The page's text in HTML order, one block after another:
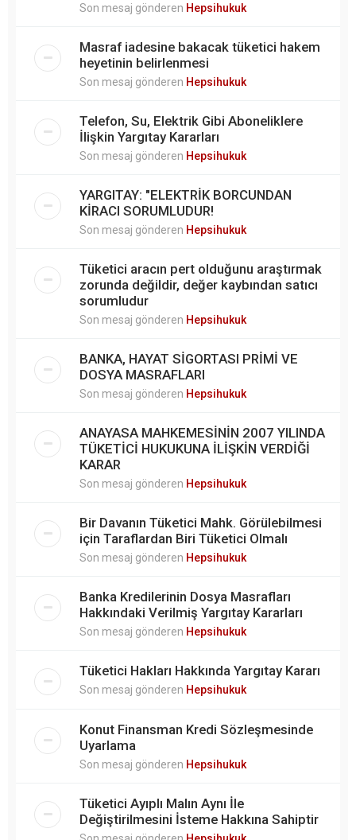
Son mesaj gönderen Hepsihukuk
Masraf iadesine bakacak tüketici hakem
heyetinin belirlenmesi
Son mesaj gönderen Hepsihukuk
Telefon, Su, Elektrik Gibi Aboneliklere
İlişkin Yargıtay Kararları
Son mesaj gönderen Hepsihukuk
YARGITAY: "ELEKTRİK BORCUNDAN
KİRACI SORUMLUDUR!
Son mesaj gönderen Hepsihukuk
Tüketici aracın pert olduğunu araştırmak
zorunda değildir, değer kaybından satıcı
sorumludur
Son mesaj gönderen Hepsihukuk
BANKA, HAYAT SİGORTASI PRİMİ VE
DOSYA MASRAFLARI
Son mesaj gönderen Hepsihukuk
ANAYASA MAHKEMESİNİN 2007 YILINDA
TÜKETİCİ HUKUKUNA İLİŞKİN VERDİĞİ
KARAR
Son mesaj gönderen Hepsihukuk
Bir Davanın Tüketici Mahk. Görülebilmesi
için Taraflardan Biri Tüketici Olmalı
Son mesaj gönderen Hepsihukuk
Banka Kredilerinin Dosya Masrafları
Hakkındaki Verilmiş Yargıtay Kararları
Son mesaj gönderen Hepsihukuk
Tüketici Hakları Hakkında Yargıtay Kararı
Son mesaj gönderen Hepsihukuk
Konut Finansman Kredi Sözleşmesinde
Uyarlama
Son mesaj gönderen Hepsihukuk
Tüketici Ayıplı Malın Aynı İle
Değiştirilmesini İsteme Hakkına Sahiptir